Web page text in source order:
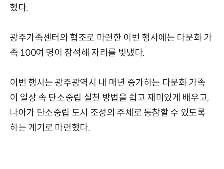
했다.
광주가족센터의 협조로 마련한 이번 행사에는 다문화 가
족 100여 명이 참석해 자리를 빛냈다.
이번 행사는 광주광역시 내 매년 증가하는 다문화 가족
이 일상 속 탄소중립 실천 방법을 쉽고 재미있게 배우고,
나아가 탄소중립 도시 조성의 주체로 동참할 수 있도록
하는 계기로 마련했다.